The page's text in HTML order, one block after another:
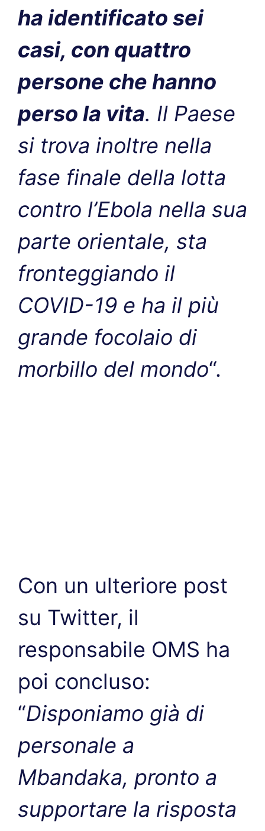
ha identificato sei
casi, con quattro
persone che hanno
perso la vita. Il Paese
si trova inoltre nella
fase finale della lotta
contro l’Ebola nella sua
parte orientale, sta
fronteggiando il
COVID-19 e ha il più
grande focolaio di
morbillo del mondo“.
Con un ulteriore post
su Twitter, il
responsabile OMS ha
poi concluso:
“Disponiamo già di
personale a
Mbandaka, pronto a
supportare la risposta